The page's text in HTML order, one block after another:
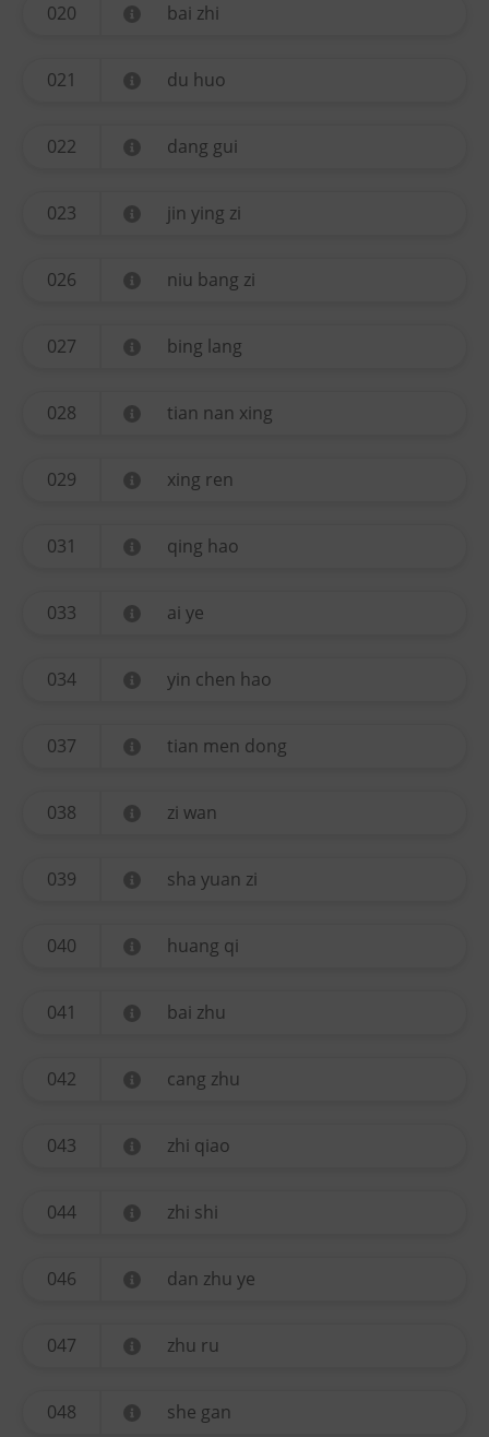
020 bai zhi
021 du huo
022 dang gui
023 jin ying zi
026 niu bang zi
027 bing lang
028 tian nan xing
029 xing ren
031 qing hao
033 ai ye
034 yin chen hao
037 tian men dong
038 zi wan
039 sha yuan zi
040 huang qi
041 bai zhu
042 cang zhu
043 zhi qiao
044 zhi shi
046 dan zhu ye
047 zhu ru
048 she gan